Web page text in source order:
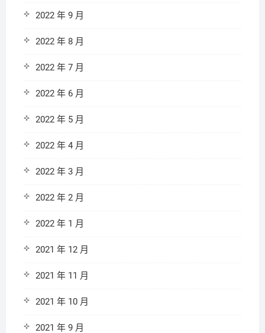
2022 年 9 月
2022 年 8 月
2022 年 7 月
2022 年 6 月
2022 年 5 月
2022 年 4 月
2022 年 3 月
2022 年 2 月
2022 年 1 月
2021 年 12 月
2021 年 11 月
2021 年 10 月
2021 年 9 月